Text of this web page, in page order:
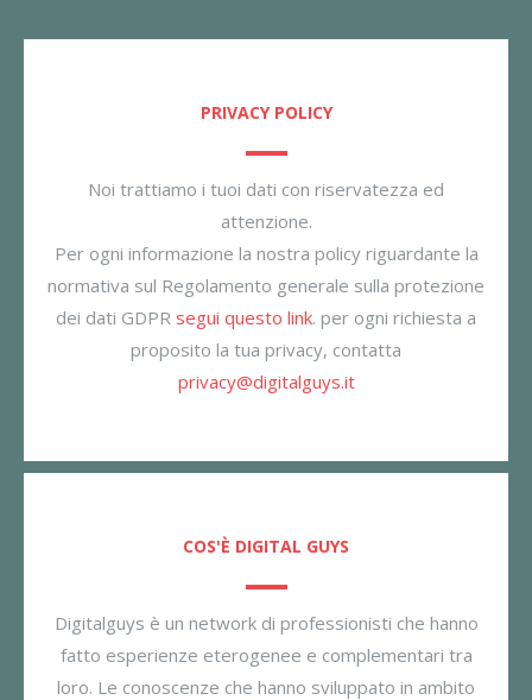
PRIVACY POLICY
Noi trattiamo i tuoi dati con riservatezza ed
attenzione.
Per ogni informazione la nostra policy riguardante la
normativa sul Regolamento generale sulla protezione
dei dati GDPR segui questo link. per ogni richiesta a
proposito la tua privacy, contatta
privacy@digitalguys.it
COS'È DIGITAL GUYS
Digitalguys è un network di professionisti che hanno
fatto esperienze eterogenee e complementari tra
loro. Le conoscenze che hanno sviluppato in ambito